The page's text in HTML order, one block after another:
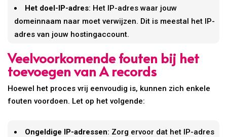
Het doel-IP-adres: Het IP-adres waar jouw
domeinnaam naar moet verwijzen. Dit is meestal het IP-
adres van jouw hostingaccount.
Veelvoorkomende fouten bij het
toevoegen van A records
Hoewel het proces vrij eenvoudig is, kunnen zich enkele
fouten voordoen. Let op het volgende:
Ongeldige IP-adressen: Zorg ervoor dat het IP-adres